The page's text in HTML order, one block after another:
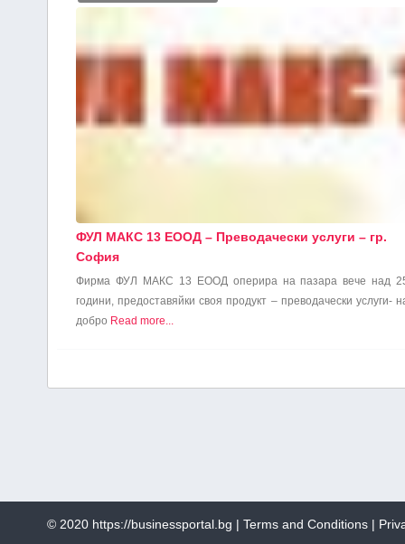
ФУЛ МАКС 13 ЕООД – Преводачески услуги – гр.
София
Фирма ФУЛ МАКС 13 ЕООД оперира на пазара вече над
години, предоставяйки своя продукт – преводачески услуги-
добро Read more...
© 2020 https://businessportal.bg | Terms and Conditions |